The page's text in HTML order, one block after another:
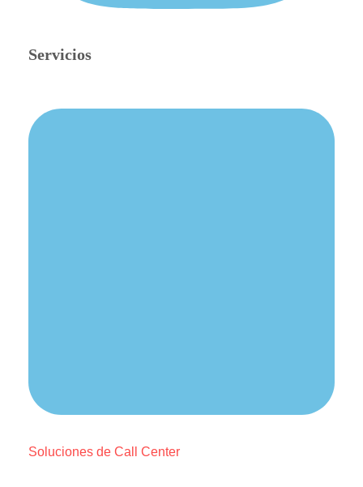
Servicios
Soluciones de Call Center